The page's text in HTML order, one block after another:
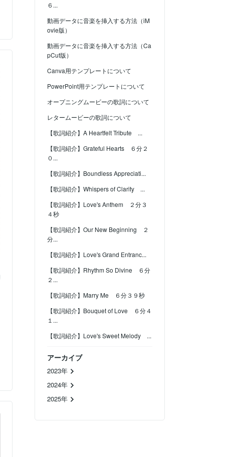
６...
動画データに音楽を挿入する方法（iM
ovie版）
動画データに音楽を挿入する方法（Ca
pCut版）
Canva用テンプレートについて
PowerPoint用テンプレートについて
オープニングムービーの歌詞について
レタームービーの歌詞について
【歌詞紹介】A Heartfelt Tribute ...
【歌詞紹介】Grateful Hearts ６分２
０...
【歌詞紹介】Boundless Appreciati...
【歌詞紹介】Whispers of Clarity ...
【歌詞紹介】Love's Anthem ２分３
４秒
【歌詞紹介】Our New Beginning ２
分...
【歌詞紹介】Love's Grand Entranc...
【歌詞紹介】Rhythm So Divine ６分
２...
【歌詞紹介】Marry Me ６分３９秒
【歌詞紹介】Bouquet of Love ６分４
１...
【歌詞紹介】Love's Sweet Melody ...
アーカイブ
2023年
2024年
2025年